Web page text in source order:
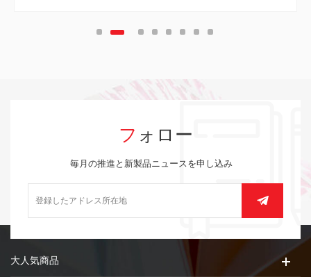
フォロー
毎月の推進と新製品ニュースを申し込み
大人気商品